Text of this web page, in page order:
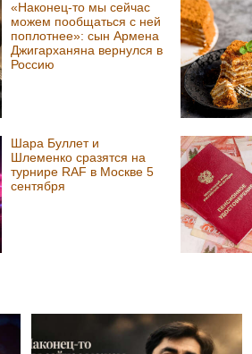
«Наконец-то мы сейчас
можем пообщаться с ней
поплотнее»: сын Армена
Джигарханяна вернулся в
Россию
Шара Буллет и
Шлеменко сразятся на
турнире RAF в Москве 5
сентября